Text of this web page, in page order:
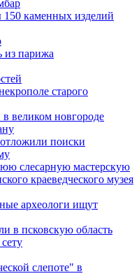
каменных изделий
из парижа
старого
великом новгороде
поиски
слесарную мастерскую
краеведческого музея
археологи ищут
в псковскую область
слепоте" в